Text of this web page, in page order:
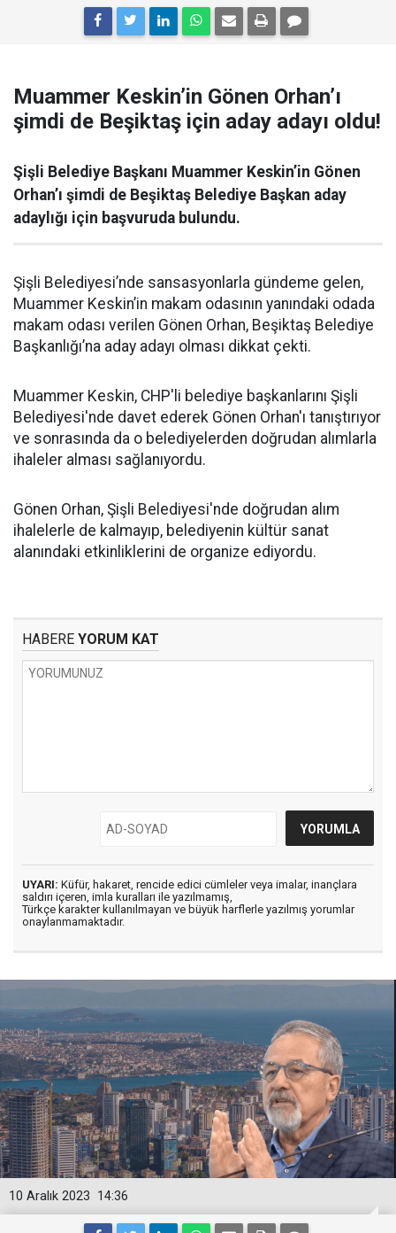
Muammer Keskin’in Gönen Orhan’ı
şimdi de Beşiktaş için aday adayı oldu!
Şişli Belediye Başkanı Muammer Keskin’in Gönen
Orhan’ı şimdi de Beşiktaş Belediye Başkan aday
adaylığı için başvuruda bulundu.
Şişli Belediyesi’nde sansasyonlarla gündeme gelen,
Muammer Keskin’in makam odasının yanındaki odada
makam odası verilen Gönen Orhan, Beşiktaş Belediye
Başkanlığı’na aday adayı olması dikkat çekti.
Muammer Keskin, CHP'li belediye başkanlarını Şişli
Belediyesi'nde davet ederek Gönen Orhan'ı tanıştırıyor
ve sonrasında da o belediyelerden doğrudan alımlarla
ihaleler alması sağlanıyordu.
Gönen Orhan, Şişli Belediyesi'nde doğrudan alım
ihalelerle de kalmayıp, belediyenin kültür sanat
alanındaki etkinliklerini de organize ediyordu.
HABERE YORUM KAT
UYARI: Küfür, hakaret, rencide edici cümleler veya imalar, inançlara
saldırı içeren, imla kuralları ile yazılmamış,
Türkçe karakter kullanılmayan ve büyük harflerle yazılmış yorumlar
onaylanmamaktadır.
14:36
10 Aralık 2023